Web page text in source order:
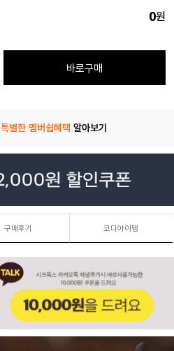
0원
바로구매
특별한 멤버쉽혜택 알아보기
구매후기 코디아이템